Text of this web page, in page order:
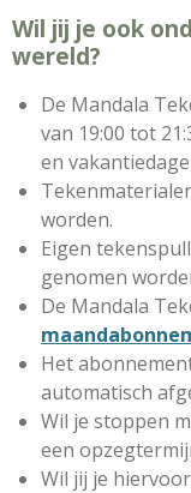
Wil jij je ook
wereld?
De Mandala
van 19:00 tot
en
worden.
Eigen
genomen
De Mandala
Het
automatisch
Wil je stoppen
een
Wil jij je